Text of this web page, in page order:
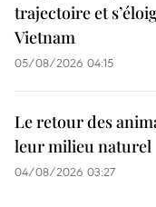
trajectoire et
Vietnam
05/08/2026 04:15
Le retour des
leur milieu naturel
04/08/2026 03:27